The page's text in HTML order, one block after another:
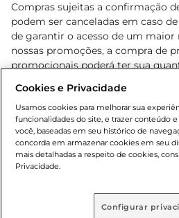
Compras sujeitas a confirmação
podem ser canceladas em caso
de garantir o acesso de um maior
nossas promoções, a compra de
promocionais poderá ter sua
o e-commerce e válidos durante o
sofrer alterações sem prévia
de bebidas alcoólicas para
Lei n.º 8069/90, art. 81, inciso II
Adolescente). Preços e condições
www.bretas.com.br
Cookies e Privacidade
Usamos cookies para melhorar sua
funcionalidades do site, e trazer conteúdo
você, baseadas em seu histórico de
concorda em armazenar cookies em seu
mais detalhadas a respeito de cookies,
Privacidade.
Configurar